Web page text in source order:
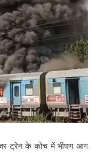
ट्रेन के कोच में भीषण आग